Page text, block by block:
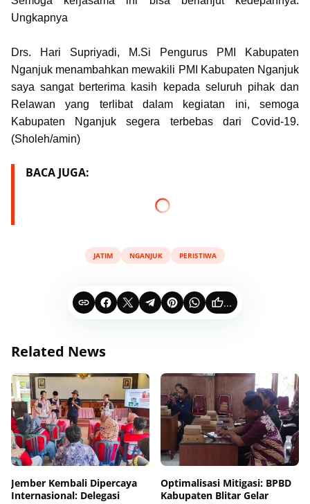
Ungkapnya
Drs. Hari Supriyadi, M.Si Pengurus PMI Kabupaten
Nganjuk menambahkan mewakili PMI Kabupaten Nganjuk
saya sangat berterima kasih kepada seluruh pihak dan
Relawan yang terlibat dalam kegiatan ini, semoga
Kabupaten Nganjuk segera terbebas dari Covid-19.
(Sholeh/amin)
BACA JUGA:
JATIM NGANJUK PERISTIWA
...
Related News
Jember Kembali Dipercaya
Internasional: Delegasi
Optimalisasi Mitigasi: BPBD
Kabupaten Blitar Gelar